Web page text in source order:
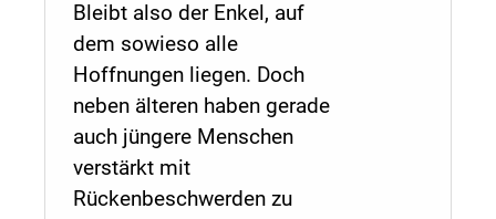
Bleibt also der Enkel, auf
dem sowieso alle
Hoffnungen liegen. Doch
neben älteren haben gerade
auch jüngere Menschen
verstärkt mit
Rückenbeschwerden zu